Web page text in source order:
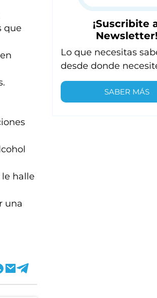
que
halle
una
¡Suscribite
Newsletter!
Lo que necesitas
desde donde
SABER MÁS